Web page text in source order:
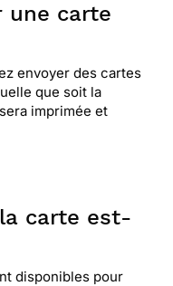
carte
envoyer des cartes
que soit la
imprimée et
carte est-
disponibles pour